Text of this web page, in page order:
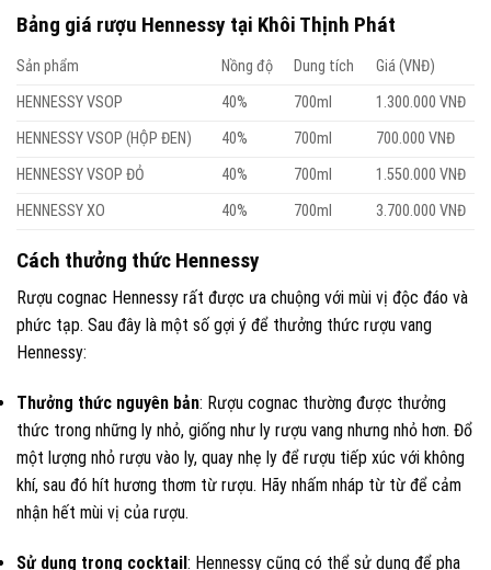
Bảng giá rượu Hennessy tại Khôi Thịnh Phát
Sản phẩm Nồng độ Dung tích
Giá (VNĐ)
HENNESSY VSOP
40% 700ml
1.300.000 VNĐ
HENNESSY VSOP (HỘP ĐEN)
40% 700ml
700.000 VNĐ
HENNESSY VSOP ĐỎ
40% 700ml
1.550.000 VNĐ
HENNESSY XO
40% 700ml 3.700.000 VNĐ
Cách thưởng thức Hennessy
Rượu cognac Hennessy rất được ưa chuộng với mùi vị độc đáo và
phức tạp. Sau đây là một số gợi ý để thưởng thức rượu vang
Hennessy:
Thưởng thức nguyên bản: Rượu cognac thường được thưởng
thức trong những ly nhỏ, giống như ly rượu vang nhưng nhỏ hơn. Đổ
một lượng nhỏ rượu vào ly, quay nhẹ ly để rượu tiếp xúc với không
khí, sau đó hít hương thơm từ rượu. Hãy nhấm nháp từ từ để cảm
nhận hết mùi vị của rượu.
Sử dụng trong cocktail: Hennessy cũng có thể sử dụng để pha